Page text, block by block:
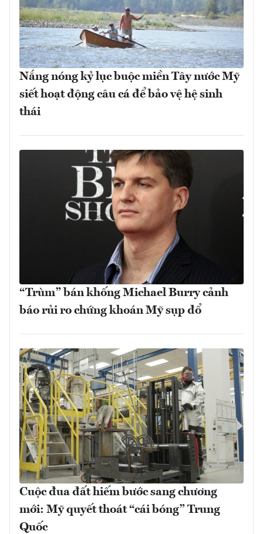
Nắng nóng kỷ lục buộc miền Tây nước Mỹ
siết hoạt động câu cá để bảo vệ hệ sinh
thái
“Trùm” bán khống Michael Burry cảnh
báo rủi ro chứng khoán Mỹ sụp đổ
Cuộc đua đất hiếm bước sang chương
mới: Mỹ quyết thoát “cái bóng” Trung
Quốc